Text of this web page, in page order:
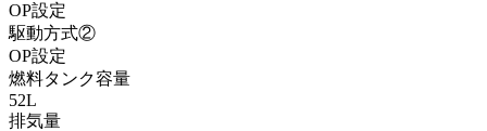
OP設定
駆動方式②
OP設定
燃料タンク容量
52L
排気量